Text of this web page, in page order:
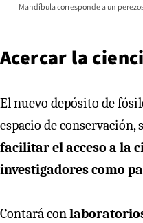
Mandíbula corresponde a un
Acercar la
El nuevo depósito de
espacio de
facilitar el acceso a la
investigadores como
Contará con